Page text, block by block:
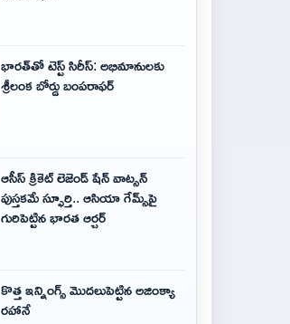
భారత్‌తో టెస్ట్ సిరీస్: అభిమానులకు
శ్రీలంక బోర్డు బంపరాఫర్
ఆసీస్ క్రికెట్ లెజెండ్ షేన్ వాట్సన్
పుస్తకమే స్ఫూర్తి.. ఆసియా గేమ్స్‌పై
గురిపెట్టిన భారత ఆర్చర్
కొత్త ఇన్నింగ్స్ మొదలుపెట్టిన అజింక్యా
రహానే